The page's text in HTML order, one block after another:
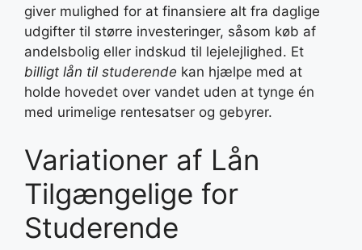
giver mulighed for at finansiere alt fra daglige
udgifter til større investeringer, såsom køb af
andelsbolig eller indskud til lejelejlighed. Et
billigt lån til studerende kan hjælpe med at
holde hovedet over vandet uden at tynge én
med urimelige rentesatser og gebyrer.
Variationer af Lån
Tilgængelige for
Studerende